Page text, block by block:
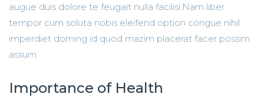
augue duis dolore te feugait nulla facilisi.Nam liber
tempor cum soluta nobis eleifend option congue nihil
imperdiet doming id quod mazim placerat facer possim
assum.
Importance of Health